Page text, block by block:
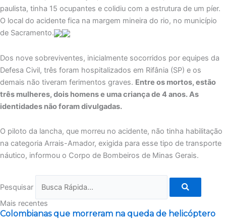
paulista, tinha 15 ocupantes e colidiu com a estrutura de um píer.
O local do acidente fica na margem mineira do rio, no município
de Sacramento.
Dos nove sobreviventes, inicialmente socorridos por equipes da
Defesa Civil, três foram hospitalizados em Rifânia (SP) e os
demais não tiveram ferimentos graves. Entre os mortos, estão
três mulheres, dois homens e uma criança de 4 anos. As
identidades não foram divulgadas.
O piloto da lancha, que morreu no acidente, não tinha habilitação
na categoria Arrais-Amador, exigida para esse tipo de transporte
náutico, informou o Corpo de Bombeiros de Minas Gerais.
Pesquisar
Mais recentes
Colombianas que morreram na queda de helicóptero